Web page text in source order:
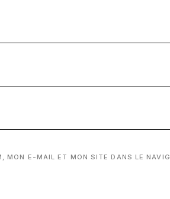
MON E-MAIL ET MON SITE DANS LE